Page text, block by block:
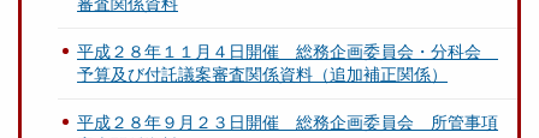
平成２８年１１月４日開催 総務企画委員会・分科会
予算及び付託議案審査関係資料（追加補正関係）
平成２８年９月２３日開催 総務企画委員会 所管事項